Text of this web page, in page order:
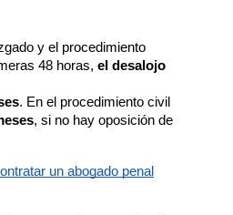
y el procedimiento
48 horas, el desalojo
. En el procedimiento civil
, si no hay oposición de
un abogado penal